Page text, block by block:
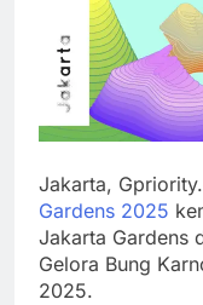
Jakarta,
Gardens 2025
Jakarta Gardens
Gelora Bung
2025.